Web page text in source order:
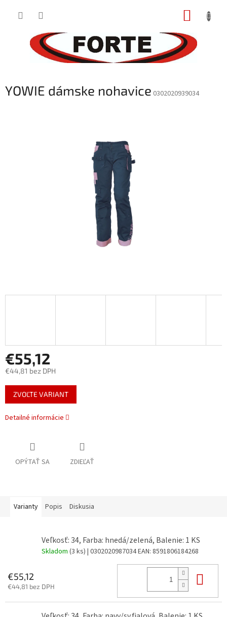
YOWIE dámske nohavice 0302020939034
€55,12
€44,81 bez DPH
Jednotková
cena:
ZVOĽTE VARIANT
Detailné informácie
OPÝTAŤ SA ZDIEĽAŤ
Varianty Popis Diskusia
Veľkosť: 34, Farba: hnedá/zelená, Balenie: 1 KS
Skladom (3 ks) | 0302020987034EAN: 8591806184268
€55,12
€44,81 bez DPH